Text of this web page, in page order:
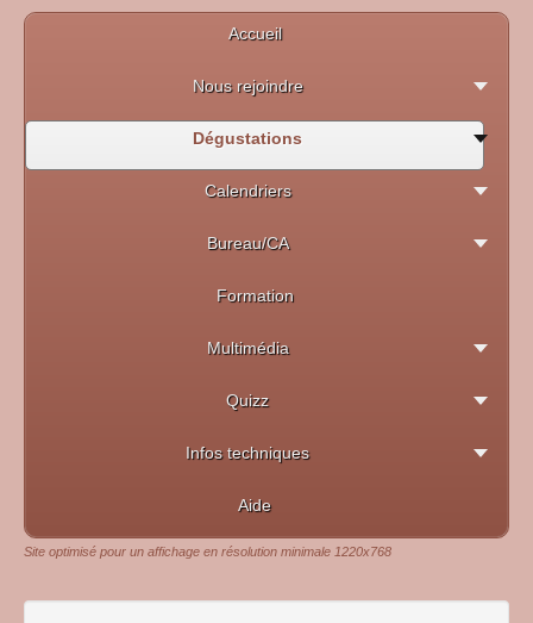
Accueil
Nous rejoindre
Dégustations
Calendriers
Bureau/CA
Formation
Multimédia
Quizz
Infos techniques
Aide
Site optimisé pour un affichage en résolution minimale 1220x768